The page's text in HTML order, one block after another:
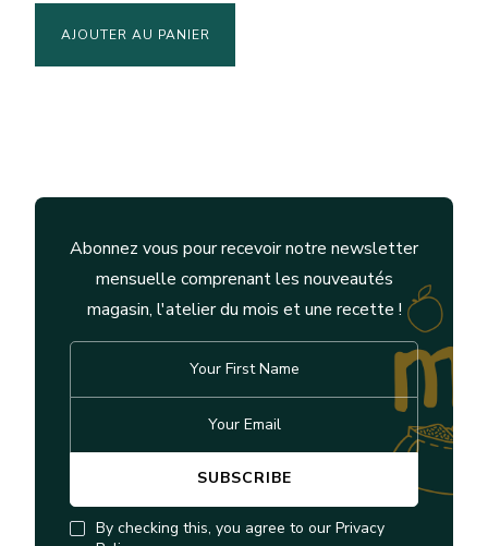
AJOUTER AU PANIER
Abonnez vous pour recevoir notre newsletter
mensuelle comprenant les nouveautés
magasin, l'atelier du mois et une recette !
By checking this, you agree to our Privacy